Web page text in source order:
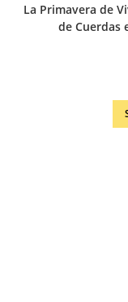
La Primavera de
de Cuerdas